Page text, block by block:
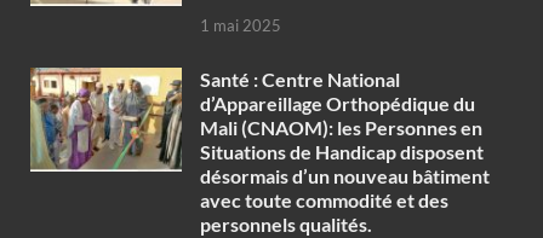
1 mai 2025
Santé : Centre National
d’Appareillage Orthopédique du
Mali (CNAOM): les Personnes en
Situations de Handicap disposent
désormais d’un nouveau bâtiment
avec toute commodité et des
personnels qualités.